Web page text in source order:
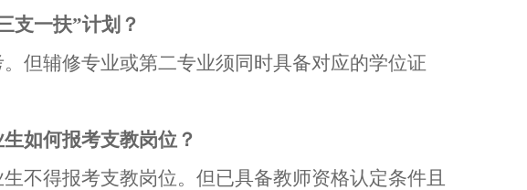
支一扶”计划 ？
但辅修专业或第二专业须同时具备对应的学位证
如何报考支教岗位？
不得报考支教岗位。 但已具备教师资格认定条件且